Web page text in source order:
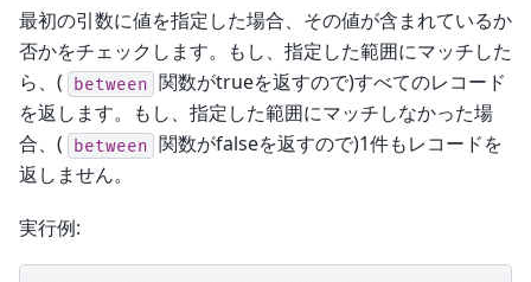
最初の引数に値を指定した場合、その値が含まれているか
否かをチェックします。もし、指定した範囲にマッチした
ら、(
between 関数がtrueを返すので)すべてのレコード
を返します。もし、指定した範囲にマッチしなかった場
合、(
between 関数がfalseを返すので)1件もレコードを
返しません。
実行例: